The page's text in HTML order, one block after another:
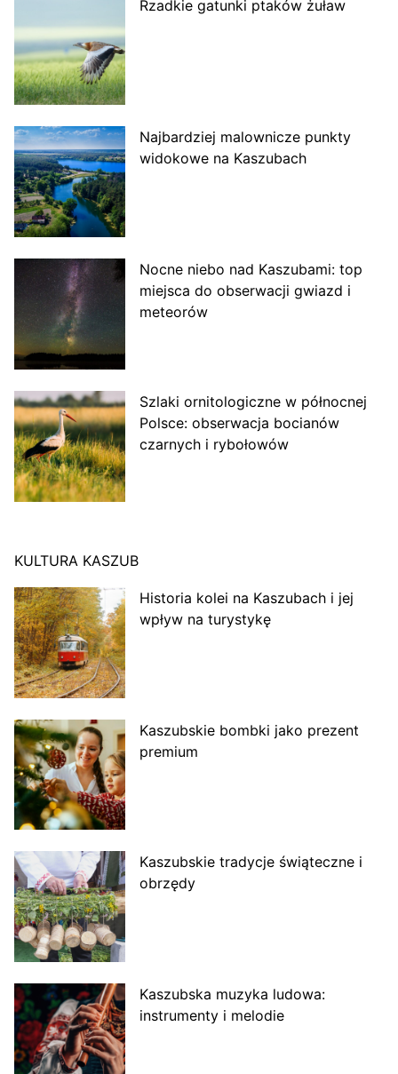
Rzadkie gatunki ptaków żuław
Najbardziej malownicze punkty
widokowe na Kaszubach
Nocne niebo nad Kaszubami: top
miejsca do obserwacji gwiazd i
meteorów
Szlaki ornitologiczne w północnej
Polsce: obserwacja bocianów
czarnych i rybołowów
KULTURA KASZUB
Historia kolei na Kaszubach i jej
wpływ na turystykę
Kaszubskie bombki jako prezent
premium
Kaszubskie tradycje świąteczne i
obrzędy
Kaszubska muzyka ludowa:
instrumenty i melodie